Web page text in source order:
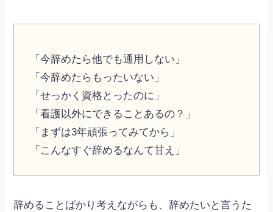
「今辞めたら他でも通用しない」
「今辞めたらもったいない」
「せっかく資格とったのに」
「看護以外にできることあるの？」
「まずは3年頑張ってみてから」
「こんなすぐ辞めるなんて甘え」
辞めることばかり考えながらも、辞めたいと言うた